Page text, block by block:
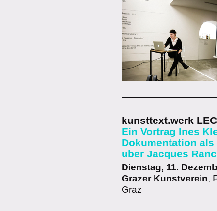
kunsttext.werk
Ein Vortrag Ines
Dokumentation
über Jacques
Dienstag, 11.
Grazer Kunstverein,
Graz